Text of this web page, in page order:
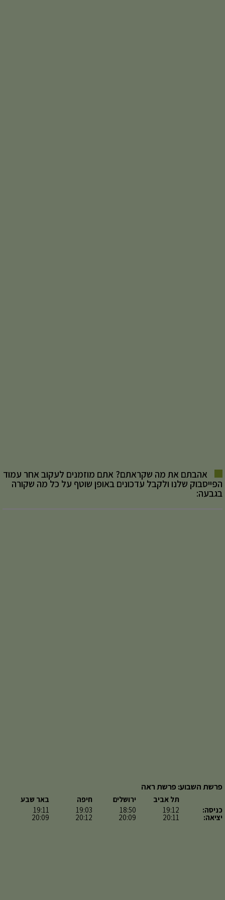
אהבתם את מה שקראתם? אתם מוזמנים לעקוב אחר עמוד
הפייסבוק שלנו ולקבל עדכונים באופן שוטף על כל מה שקורה
בגבעה:
פרשת השבוע: פרשת ראה
כניסה:
יציאה:
תל אביב
19:12
20:11
ירושלים
18:50
20:09
חיפה
19:03
20:12
באר שבע
19:11
20:09